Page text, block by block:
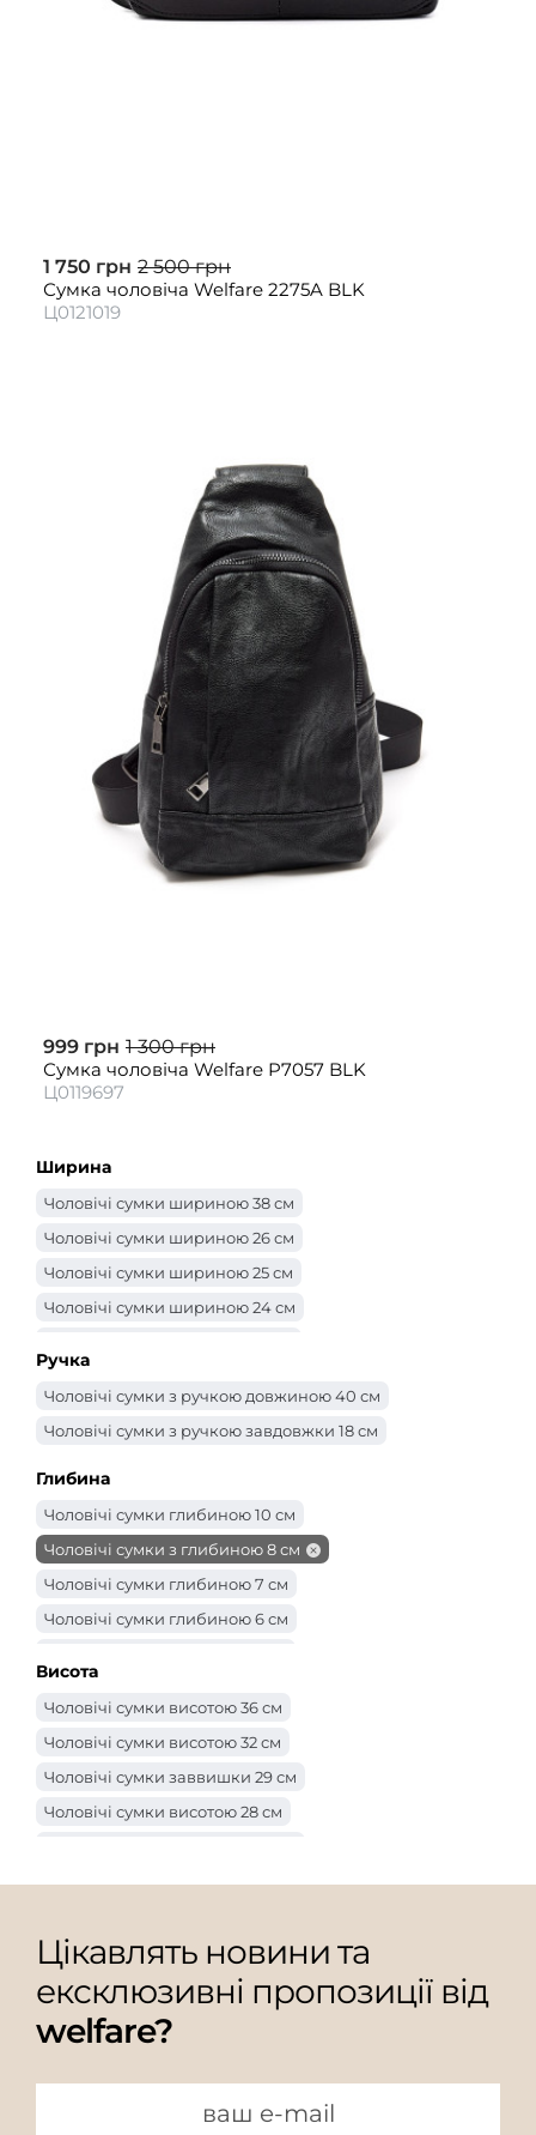
1 750 грн 2 500 грн
Сумка чоловіча Welfare 2275A BLK
Ц0121019
999 грн 1 300 грн
Сумка чоловіча Welfare P7057 BLK
Ц0119697
Ширина
Чоловічі сумки шириною 38 см
Чоловічі сумки шириною 26 см
Чоловічі сумки шириною 25 см
Чоловічі сумки шириною 24 см
Чоловічі сумки шириною 21 см
Чоловічі сумки шириною 20 см
Чоловічі сумки шириною 17 см
Чоловічі сумки шириною 16 см
Чоловічі сумки шириною 15 см
Чоловічі сумки шириною 14 см
Ручка
Чоловічі сумки з ручкою довжиною 40 см
Чоловічі сумки з ручкою завдовжки 18 см
Глибина
Чоловічі сумки глибиною 10 см
Чоловічі сумки з глибиною 8 см
Чоловічі сумки глибиною 7 см
Чоловічі сумки глибиною 6 см
Чоловічі сумки глибиною 2 см
Висота
Чоловічі сумки висотою 36 см
Чоловічі сумки висотою 32 см
Чоловічі сумки заввишки 29 см
Чоловічі сумки висотою 28 см
Чоловічі сумки висотою 25 см
Чоловічі сумки висотою 23 см
Чоловічі сумки заввишки 21 см
Чоловічі сумки заввишки 20 см
Чоловічі сумки заввишки 16 см
Чоловічі сумки висотою 15 см
Цікавлять новини та
ексклюзивні пропозиції від
welfare?